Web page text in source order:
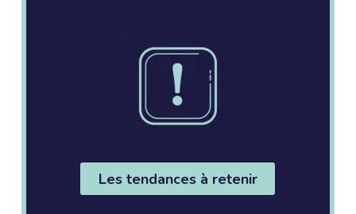
Les tendances à retenir